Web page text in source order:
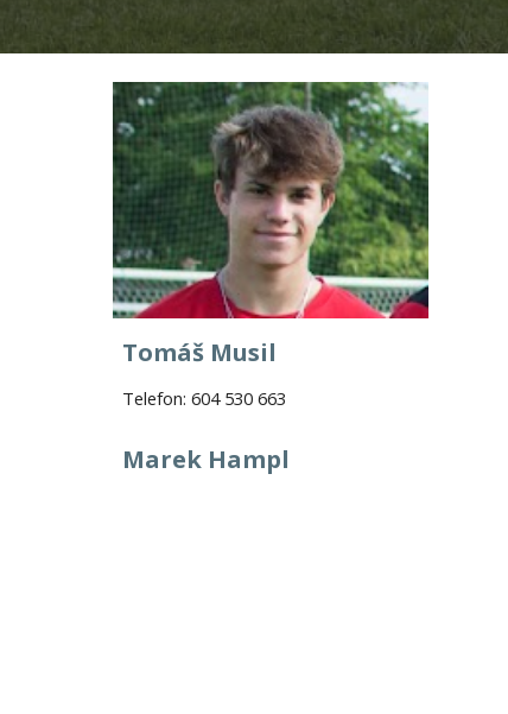
Tomáš Musil
Telefon: 604 530 663
Marek Hampl